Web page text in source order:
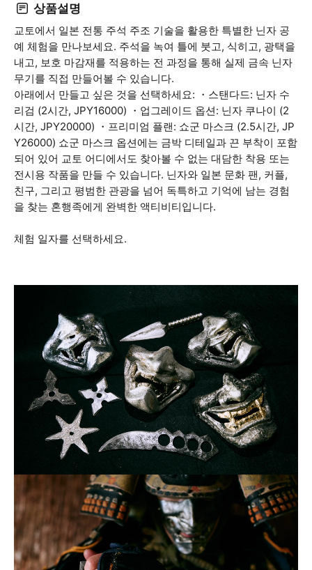
상품설명
교토에서 일본 전통 주석 주조 기술을 활용한 특별한 닌자 공
예 체험을 만나보세요. 주석을 녹여 틀에 붓고, 식히고, 광택을
내고, 보호 마감재를 적용하는 전 과정을 통해 실제 금속 닌자
무기를 직접 만들어볼 수 있습니다.
아래에서 만들고 싶은 것을 선택하세요: ・스탠다드: 닌자 수
리검 (2시간, JPY16000) ・업그레이드 옵션: 닌자 쿠나이 (2
시간, JPY20000) ・프리미엄 플랜: 쇼군 마스크 (2.5시간, JP
Y26000) 쇼군 마스크 옵션에는 금박 디테일과 끈 부착이 포함
되어 있어 교토 어디에서도 찾아볼 수 없는 대담한 착용 또는
전시용 작품을 만들 수 있습니다. 닌자와 일본 문화 팬, 커플,
친구, 그리고 평범한 관광을 넘어 독특하고 기억에 남는 경험
을 찾는 혼행족에게 완벽한 액티비티입니다.
체험 일자를 선택하세요.